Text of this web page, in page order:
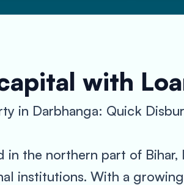
with
in Darbhanga: Quick
in the northern part of
institutions. With a